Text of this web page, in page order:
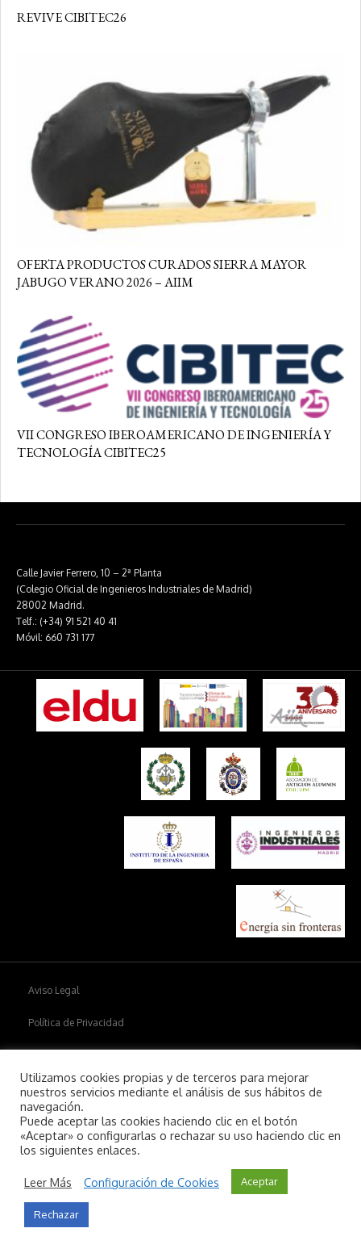
REVIVE CIBITEC26
OFERTA PRODUCTOS CURADOS SIERRA MAYOR
JABUGO VERANO 2026 – AIIM
VII CONGRESO IBEROAMERICANO DE INGENIERÍA Y
TECNOLOGÍA CIBITEC25
Calle Javier Ferrero, 10 – 2ª Planta
(Colegio Oficial de Ingenieros Industriales de Madrid)
28002 Madrid.
Telf.: (+34) 91 521 40 41
Móvil: 660 731 177
Aviso Legal
Política de Privacidad
Copyright © 2026Aiim.
Utilizamos cookies propias y de terceros para mejorar
nuestros servicios mediante el análisis de sus hábitos de
navegación.
Puede aceptar las cookies haciendo clic en el botón
«Aceptar» o configurarlas o rechazar su uso haciendo clic en
los siguientes enlaces.
Leer Más Configuración de Cookies Aceptar
Rechazar